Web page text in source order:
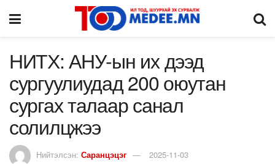
НИТХ: АНУ-ын их дээд
сургуулиудад 200 оюутан
сургах талаар санал
солилцжээ
Нийтэлсэн: Саранцэцэг 2025-11-03